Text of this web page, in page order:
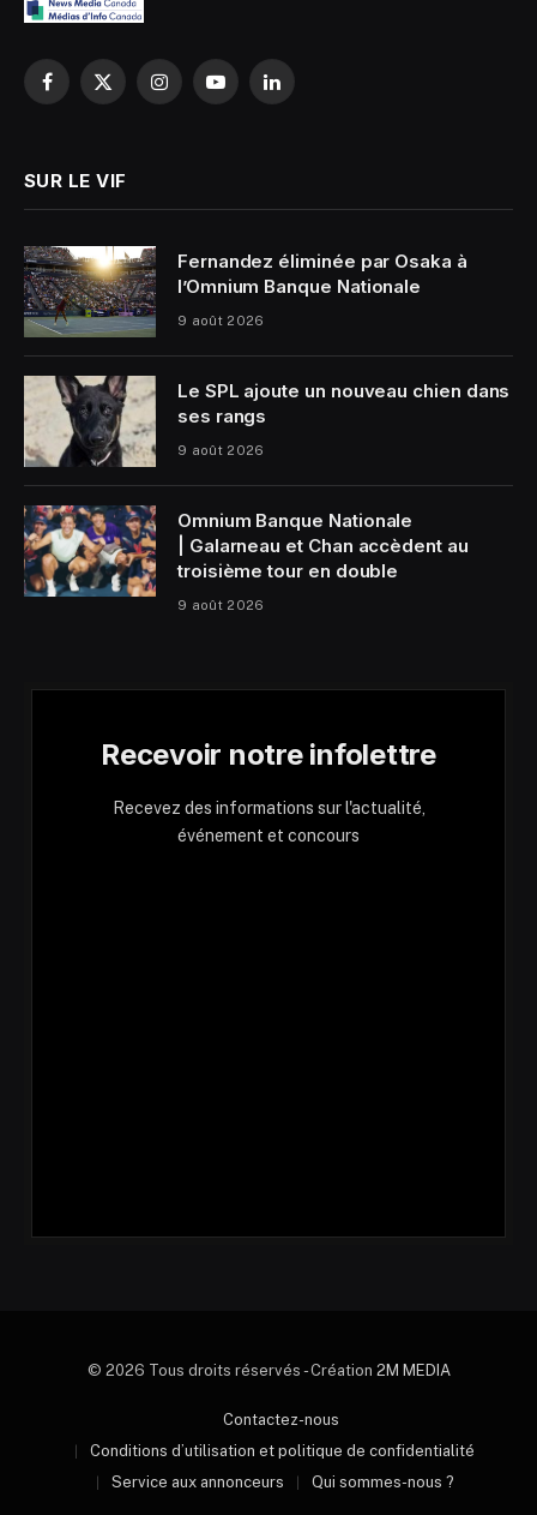
Facebook
X
InstagramYouTubeLinkedIn
SUR LE VIF
Fernandez éliminée par Osaka à
l’Omnium Banque Nationale
9 août 2026
Le SPL ajoute un nouveau chien dans
ses rangs
9 août 2026
Omnium Banque Nationale
| Galarneau et Chan accèdent au
troisième tour en double
9 août 2026
Recevoir notre infolettre
Recevez des informations sur l'actualité,
événement et concours
© 2026 Tous droits réservés - Création 2M MEDIA
Contactez-nous
Conditions d’utilisation et politique de confidentialité
Service aux annonceurs
Qui sommes-nous ?